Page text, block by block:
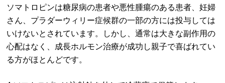
ソマトロピンは糖尿病の患者や悪性腫瘍のある患者、妊婦
さん、プラダーウィリー症候群の一部の方には投与しては
いけないとされています。しかし、通常は大きな副作用の
心配はなく、成長ホルモン治療が成功し親子で喜ばれてい
る方がほとんどです。